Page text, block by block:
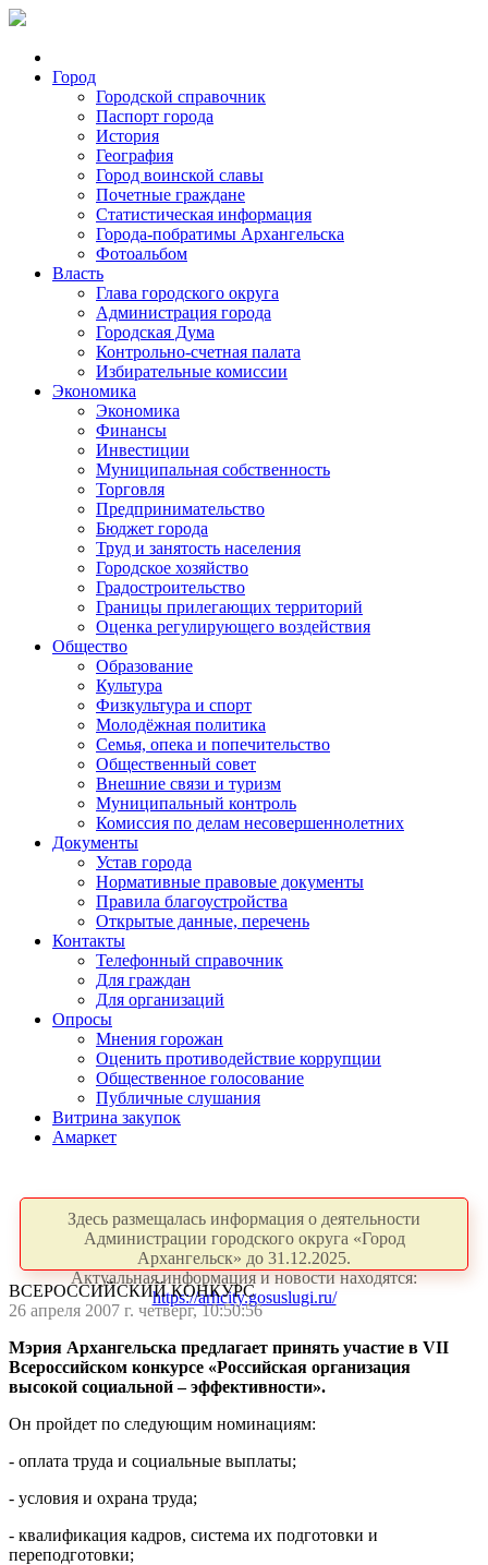
Город
Городской справочник
Паспорт города
История
География
Город воинской славы
Почетные граждане
Статистическая информация
Города-побратимы Архангельска
Фотоальбом
Власть
Глава городского округа
Администрация города
Городская Дума
Контрольно-счетная палата
Избирательные комиссии
Экономика
Экономика
Финансы
Инвестиции
Муниципальная собственность
Торговля
Предпринимательство
Бюджет города
Труд и занятость населения
Городское хозяйство
Градостроительство
Границы прилегающих территорий
Оценка регулирующего воздействия
Общество
Образование
Культура
Физкультура и спорт
Молодёжная политика
Семья, опека и попечительство
Общественный совет
Внешние связи и туризм
Муниципальный контроль
Комиссия по делам несовершеннолетних
Документы
Устав города
Нормативные правовые документы
Правила благоустройства
Открытые данные, перечень
Контакты
Телефонный справочник
Для граждан
Для организаций
Опросы
Мнения горожан
Оценить противодействие коррупции
Общественное голосование
Публичные слушания
Витрина закупок
Амаркет
Здесь размещалась информация о деятельности
Администрации городского округа «Город
Архангельск» до 31.12.2025.
Актуальная информация и новости находятся:
https://arhcity.gosuslugi.ru/
ВСЕРОССИЙСКИЙ КОНКУРС
26 апреля 2007 г. четверг, 10:50:56
Мэрия Архангельска предлагает принять участие в VII
Всероссийском конкурсе «Российская организация
высокой социальной – эффективности».
Он пройдет по следующим номинациям:
- оплата труда и социальные выплаты;
- условия и охрана труда;
- квалификация кадров, система их подготовки и
переподготовки;